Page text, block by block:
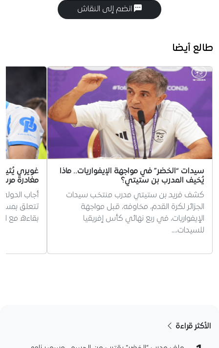
انضم إلى النقاش
طالع أيضا
سيدات “الخضر” في مواجهة الإيفواريات.. ماذا
يُخيف المدرب بن ستيتي؟
كشف فريد بن ستيتي مدرب منتخب سيدات
الجزائر لكرة القدم، مخاوفه، قبل مواجهة
الإيفواريات، في ربع نهائي كأس إفريقيا
للسيدات،…
غويري
مغادرة
أجاب
تتعلق
بقاءه مع
الأكثر قراءة